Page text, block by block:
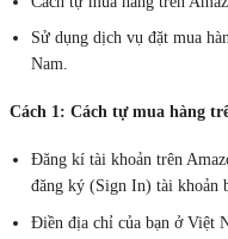
Sử dụng dịch vụ đặt mua
Nam.
Cách 1: Cách tự mua hàng
Đăng kí tài khoản trên
đăng ký (Sign In) tài khoản
Điền địa chỉ của bạn ở Việt